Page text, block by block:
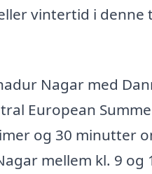
vintertid i
Nagar med
European
og 30 minutter
mellem kl. 9